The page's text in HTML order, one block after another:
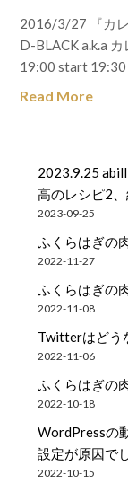
2016/3/27 『カ
D-BLACK a.k.a
19:00 start
Read More
2023.9.25 abill
高のレシピ2
2023-09-25
ふくらはぎの
2022-11-27
ふくらはぎの
2022-11-08
Twitterはどう
2022-11-06
ふくらはぎの
2022-10-18
WordPressの
設定が原因で
2022-10-15